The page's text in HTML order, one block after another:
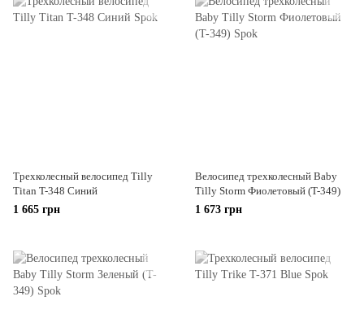
Трехколесный велосипед Tilly
Titan T-348 Синий
1 665 грн
Велосипед трехколесный Baby
Tilly Storm Фиолетовый (T-349)
1 673 грн